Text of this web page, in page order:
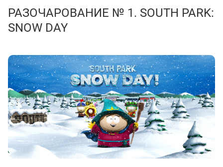
РАЗОЧАРОВАНИЕ № 1. SOUTH PARK:
SNOW DAY